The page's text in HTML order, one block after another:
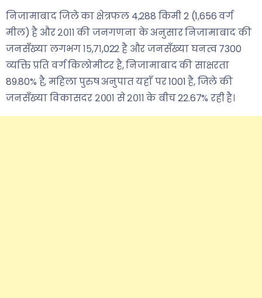
निजामाबाद जिले का क्षेत्रफल 4,288 किमी 2 (1,656 वर्ग
मील) है और २०११ की जनगणना के अनुसार निजामाबाद की
जनसँख्या लगभग १५,७१,022 है और जनसँख्या घनत्व 7300
व्यक्ति प्रति वर्ग किलोमीटर है, निजामाबाद की साक्षरता
89.80% है, महिला पुरुष अनुपात यहाँ पर 1001 है, जिले की
जनसँख्या विकासदर २००१ से २०११ के बीच 22.67% रही है।